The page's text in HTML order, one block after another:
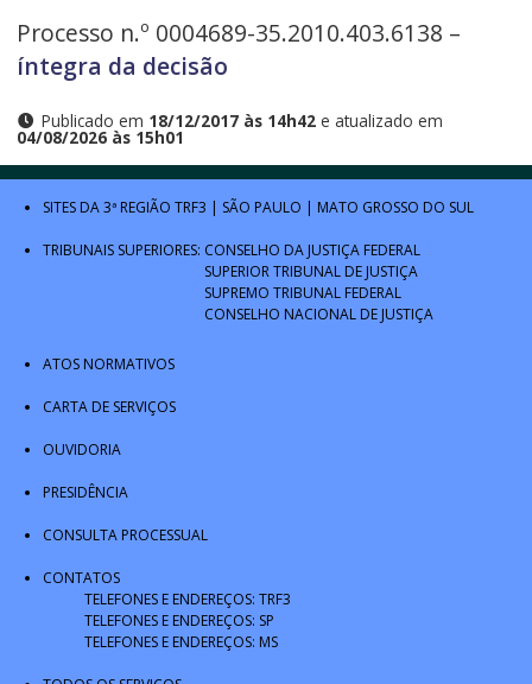
Processo n.º 0004689-35.2010.403.6138 –
íntegra da decisão
Publicado em 18/12/2017 às 14h42e atualizado em
04/08/2026 às 15h01
SITES DA 3ª REGIÃO TRF3 | SÃO PAULO | MATO GROSSO DO SUL
TRIBUNAIS SUPERIORES: CONSELHO DA JUSTIÇA FEDERAL
SUPERIOR TRIBUNAL DE JUSTIÇA
SUPREMO TRIBUNAL FEDERAL
CONSELHO NACIONAL DE JUSTIÇA
ATOS NORMATIVOS
CARTA DE SERVIÇOS
OUVIDORIA
PRESIDÊNCIA
CONSULTA PROCESSUAL
CONTATOS
TELEFONES E ENDEREÇOS: TRF3
TELEFONES E ENDEREÇOS: SP
TELEFONES E ENDEREÇOS: MS